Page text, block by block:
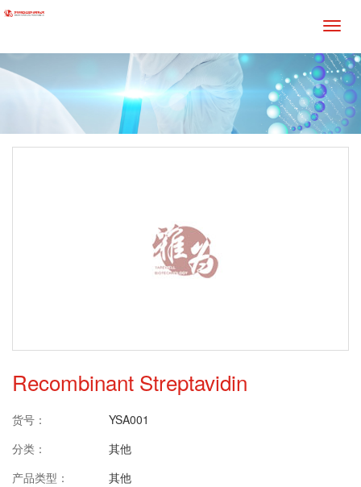
Recombinant Streptavidin
货号：
YSA001
分类：
其他
产品类型：
其他